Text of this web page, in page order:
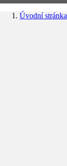
Úvodní stránka